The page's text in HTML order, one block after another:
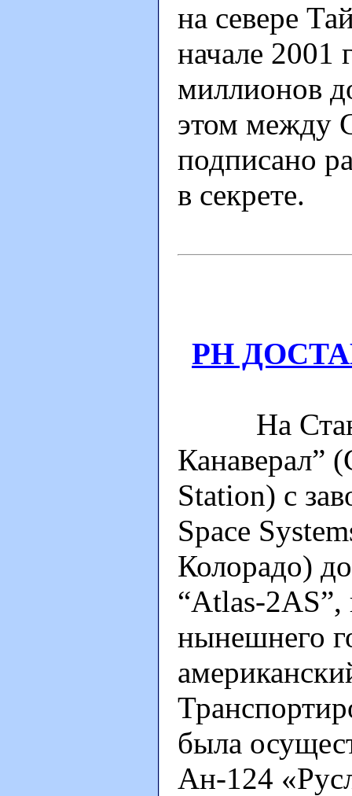
на севере
начале 2001
миллионов
этом между
подписано
в секрете.
РН
На
Канаверал”
Station) с
Space
Колорадо)
“Atlas-2AS”,
нынешнего
была
Ан-124